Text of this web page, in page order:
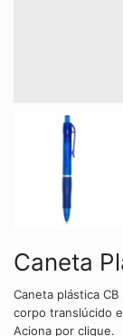
Caneta
Caneta plástica
corpo translúcido
Aciona por clique.